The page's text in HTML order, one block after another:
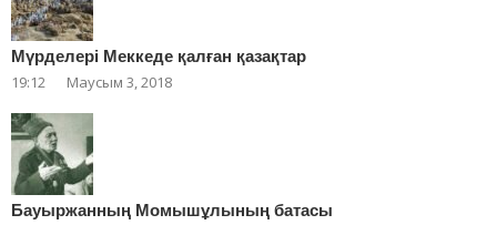
Мүрделері Меккеде қалған қазақтар
19:12 Маусым 3, 2018
Бауыржанның Момышұлының батасы